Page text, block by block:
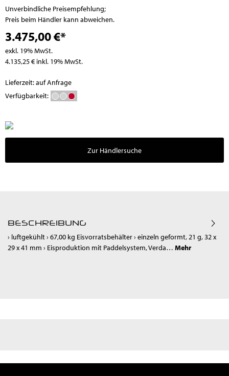
Unverbindliche Preisempfehlung;
Preis beim Händler kann abweichen.
3.475,00 €*
exkl. 19% MwSt.
4.135,25 € inkl. 19% MwSt.
Lieferzeit: auf Anfrage
Verfügbarkeit:
Zur Händlersuche
BESCHREIBUNG
› luftgekühlt › 67,00 kg Eisvorratsbehälter › einzeln geformt, 21 g, 32 x
29 x 41 mm › Eisproduktion mit Paddelsystem, Verda… Mehr